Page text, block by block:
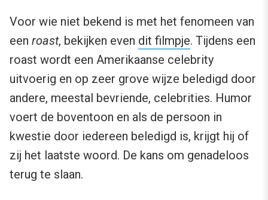
Voor wie niet bekend is met het fenomeen van
een roast, bekijken even dit filmpje. Tijdens een
roast wordt een Amerikaanse celebrity
uitvoerig en op zeer grove wijze beledigd door
andere, meestal bevriende, celebrities. Humor
voert de boventoon en als de persoon in
kwestie door iedereen beledigd is, krijgt hij of
zij het laatste woord. De kans om genadeloos
terug te slaan.